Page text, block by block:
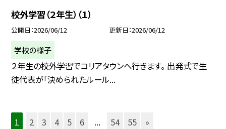
校外学習（２年生）（１）
公開日 2026/06/12 更新日 2026/06/12
学校の様子
２年生の校外学習でコリアタウンへ行きます。 出発式で生
徒代表が「決められたルール...
1 2 3 4 5 6 ... 54 55 »